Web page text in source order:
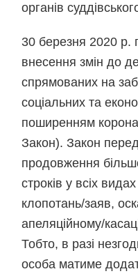
органів
30 березня 2020 р.
внесення змін до
спрямованих на
соціальних та
поширенням
Закон). Закон
продовження
строків у всіх
клопотань/заяв,
апеляційному/
Тобто, в разі
особа матиме